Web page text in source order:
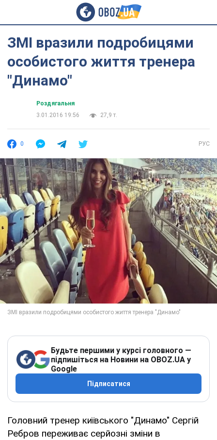
ЗМІ вразили подробицями
особистого життя тренера
"Динамо"
Роздягальня
3.01.2016 19:56
27,9 т.
0 РУС
Будьте першими у курсі головного —
підпишіться на Новини на OBOZ.UA у
Google
Підписатися
Головний тренер київського "Динамо" Сергій
Ребров переживає серйозні зміни в